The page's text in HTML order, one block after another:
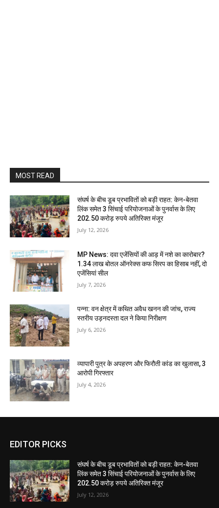
MOST READ
संघर्ष के बीच डूब प्रभावितों को बड़ी राहत: केन-बेतवा
लिंक समेत 3 सिंचाई परियोजनाओं के पुनर्वास के लिए
202.50 करोड़ रुपये अतिरिक्त मंजूर
July 12, 2026
MP News: दवा एजेंसियों की आड़ में नशे का कारोबार?
1.34 लाख बोतल ऑनरेक्स कफ सिरप का हिसाब नहीं, दो
एजेंसियां सील
July 7, 2026
पन्ना: वन क्षेत्र में कथित अवैध खनन की जांच, राज्य
स्तरीय उड़नदस्ता दल ने किया निरीक्षण
July 6, 2026
व्यापारी पुत्र के अपहरण और फिरौती कांड का खुलासा, 3
आरोपी गिरफ्तार
July 4, 2026
EDITOR PICKS
संघर्ष के बीच डूब प्रभावितों को बड़ी राहत: केन-बेतवा
लिंक समेत 3 सिंचाई परियोजनाओं के पुनर्वास के लिए
202.50 करोड़ रुपये अतिरिक्त मंजूर
July 12, 2026